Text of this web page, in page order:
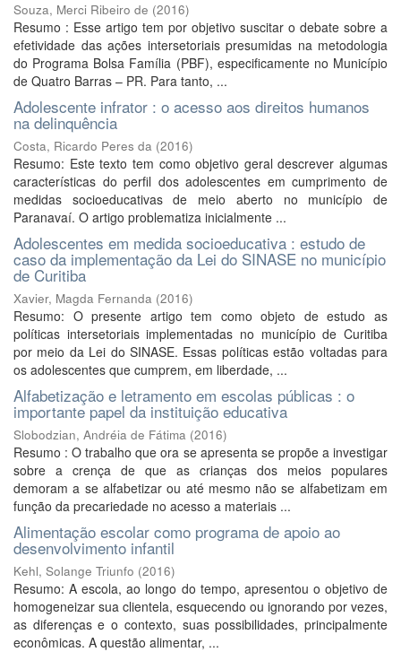
Souza, Merci Ribeiro de (2016)
Resumo : Esse artigo tem por objetivo suscitar o debate sobre a
efetividade das ações intersetoriais presumidas na metodologia
do Programa Bolsa Família (PBF), especificamente no Município
de Quatro Barras – PR. Para tanto, ...
Adolescente infrator : o acesso aos direitos humanos
na delinquência
Costa, Ricardo Peres da (2016)
Resumo: Este texto tem como objetivo geral descrever algumas
características do perfil dos adolescentes em cumprimento de
medidas socioeducativas de meio aberto no município de
Paranavaí. O artigo problematiza inicialmente ...
Adolescentes em medida socioeducativa : estudo de
caso da implementação da Lei do SINASE no município
de Curitiba
Xavier, Magda Fernanda (2016)
Resumo: O presente artigo tem como objeto de estudo as
políticas intersetoriais implementadas no município de Curitiba
por meio da Lei do SINASE. Essas políticas estão voltadas para
os adolescentes que cumprem, em liberdade, ...
Alfabetização e letramento em escolas públicas : o
importante papel da instituição educativa
Slobodzian, Andréia de Fátima (2016)
Resumo : O trabalho que ora se apresenta se propõe a investigar
sobre a crença de que as crianças dos meios populares
demoram a se alfabetizar ou até mesmo não se alfabetizam em
função da precariedade no acesso a materiais ...
Alimentação escolar como programa de apoio ao
desenvolvimento infantil
Kehl, Solange Triunfo (2016)
Resumo: A escola, ao longo do tempo, apresentou o objetivo de
homogeneizar sua clientela, esquecendo ou ignorando por vezes,
as diferenças e o contexto, suas possibilidades, principalmente
econômicas. A questão alimentar, ...